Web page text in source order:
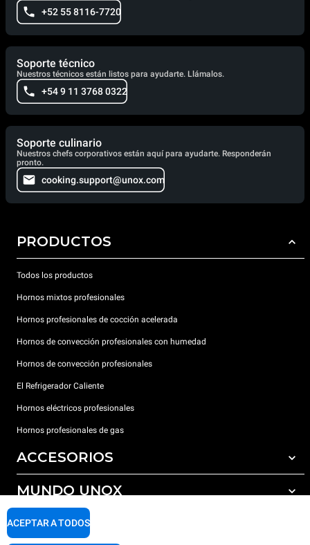
+52 55 8116-7720
Soporte técnico
Nuestros técnicos están listos para ayudarte. Llámalos.
+54 9 11 3768 0322
Soporte culinario
Nuestros chefs corporativos están aquí para ayudarte. Responderán
pronto.
cooking.support@unox.com
PRODUCTOS
Todos los productos
Hornos mixtos profesionales
Hornos profesionales de cocción acelerada
Hornos de convección profesionales con humedad
Hornos de convección profesionales
El Refrigerador Caliente
Hornos eléctricos profesionales
Hornos profesionales de gas
ACCESORIOS
Todos los accesorios
Detergentes para lavado automático
Detergentes para lavado manual
MUNDO UNOX
Nuestras sedes en el mundo
SOPORTE
ACEPTAR A TODOS